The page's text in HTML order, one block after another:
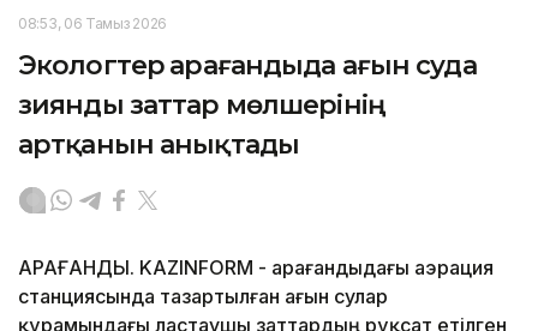
08:53, 06 Тамыз 2026
Экологтер Қарағандыда ағын суда
зиянды заттар мөлшерінің
артқанын анықтады
ҚАРАҒАНДЫ. KAZINFORM - Қарағандыдағы аэрация
станциясында тазартылған ағын сулар
құрамындағы ластаушы заттардың рұқсат етілген